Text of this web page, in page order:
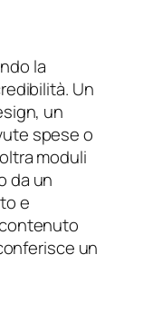
la
Un
un
spese o
moduli
da un
e
un